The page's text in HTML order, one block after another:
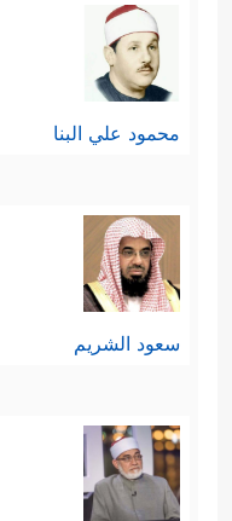
محمود علي البنا
سعود الشريم